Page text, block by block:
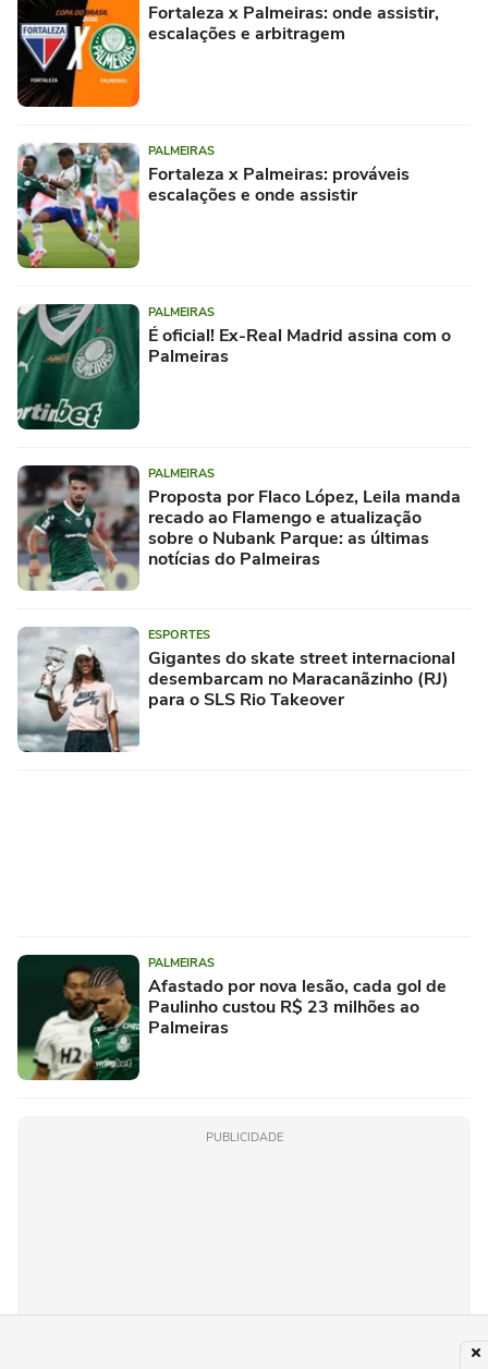
Fortaleza x Palmeiras: onde assistir,
escalações e arbitragem
PALMEIRAS
Fortaleza x Palmeiras: prováveis
escalações e onde assistir
PALMEIRAS
É oficial! Ex-Real Madrid assina com o
Palmeiras
PALMEIRAS
Proposta por Flaco López, Leila manda
recado ao Flamengo e atualização
sobre o Nubank Parque: as últimas
notícias do Palmeiras
ESPORTES
Gigantes do skate street internacional
desembarcam no Maracanãzinho (RJ)
para o SLS Rio Takeover
PALMEIRAS
Afastado por nova lesão, cada gol de
Paulinho custou R$ 23 milhões ao
Palmeiras
PUBLICIDADE